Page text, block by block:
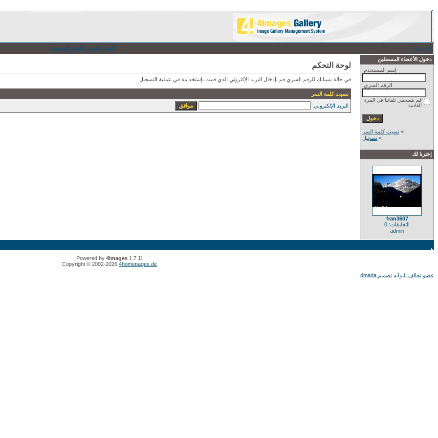
الرئيسية أفضل الصور
الصور الجديدة
دخول الأعضاء المسجلين
إسم المستخدم:
الرقم السري:
قم بتسجيلي تلقائيا في المرة
القادمة
» نسيت كلمة السر
» تسجيل
إخترنا لك
fran3607
التعليقات: 0
admin
لوحة التحكم
في حالة نسيانك للرقم السري قم بإدخال البريد الإكتروني الذي قمت بإستخدامة في عملية التسجيل.
نسيت كلمة السر
البريد الإلكتروني:
Powered by 4images1.7.11
Copyright © 2002-2026 4homepages.de
عضو تحالف البوابه تصميم dmada